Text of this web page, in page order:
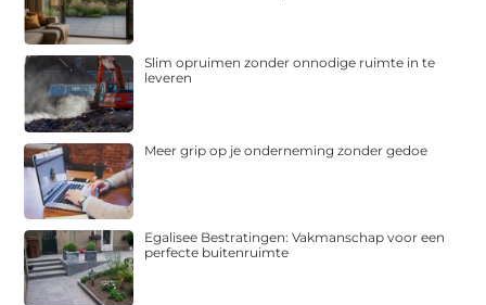
Slim opruimen zonder onnodige ruimte in te
leveren
Meer grip op je onderneming zonder gedoe
Egalisee Bestratingen: Vakmanschap voor een
perfecte buitenruimte